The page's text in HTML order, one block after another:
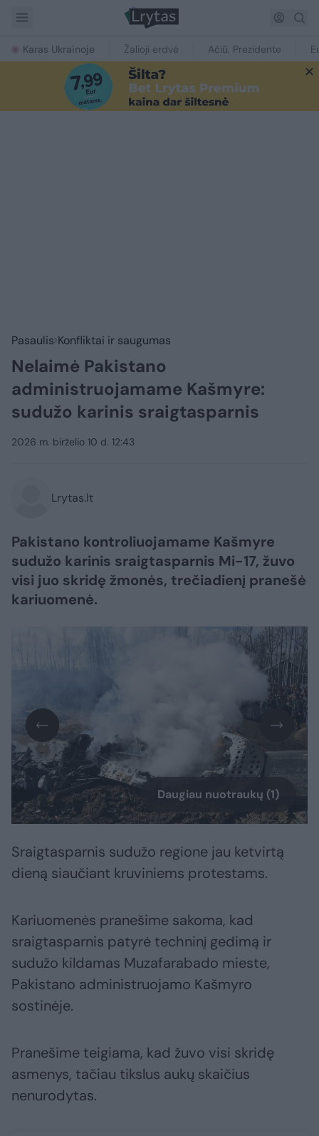
Karas Ukrainoje Žalioji erdvė Ačiū, Prezidente
Pasaulis Konfliktai ir saugumas
Nelaimė Pakistano
administruojamame Kašmyre:
sudužo karinis sraigtasparnis
2026 m. birželio 10 d. 12:43
Lrytas.lt
Pakistano kontroliuojamame Kašmyre
sudužo karinis sraigtasparnis Mi-17, žuvo
visi juo skridę žmonės, trečiadienį pranešė
kariuomenė.
Daugiau nuotraukų (1)
Sraigtasparnis sudužo regione jau ketvirtą
dieną siaučiant kruviniems protestams.
Kariuomenės pranešime sakoma, kad
sraigtasparnis patyrė techninį gedimą ir
sudužo kildamas Muzafarabado mieste,
Pakistano administruojamo Kašmyro
sostinėje.
Pranešime teigiama, kad žuvo visi skridę
asmenys, tačiau tikslus aukų skaičius
nenurodytas.